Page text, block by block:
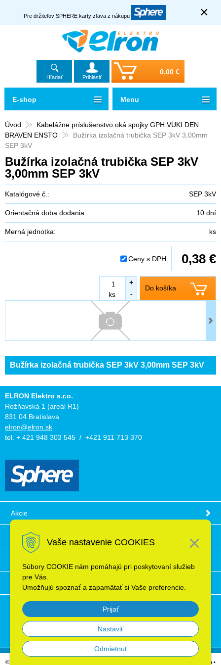
Vaše nastavenie COOKIES
Súbory COOKIE nám pomáhajú pri poskytovaní služieb
pre Vás.
Umožňujú spoznať a zapamätať si Vaše preferencie.
Prijať
Nastaviť
Odmietnuť
Pre držiteľov SPHERE karty zľava z nákupu ×
Hľadať Prihlásiť
0,00 €
Úvod
Kabelážne príslušenstvo oká spojky GPH VUKI DEN
BRAVEN ENSTO
Bužírka izolačná trubička SEP 3kV 3,00mm
SEP 3kV
Bužírka izolačná trubička SEP 3kV
3,00mm SEP 3kV
Katalógové č.: SEP 3kV
Orientačná doba dodania: 10 dní
Merná jednotka: ks
Ceny s DPH 0,38 €
Do košíka
-
ks
+
Bužírka izolačná trubička SEP 3kV 3,00mm SEP 3kV
E-shop Menu
ELRON Elektro s.r.o.
Rožňavská 1 (areál R1)
831 04 Bratislava
elron@elron.sk
tel. + 421 948 303 545 / +421 911 713 370
Akcie
Obchodné podmienky
Ochrana osobných údajov
© 2026 Elektroinštalačný materiál, káble, vodiče, supermarket ELRON s.r.o. Bratislava •